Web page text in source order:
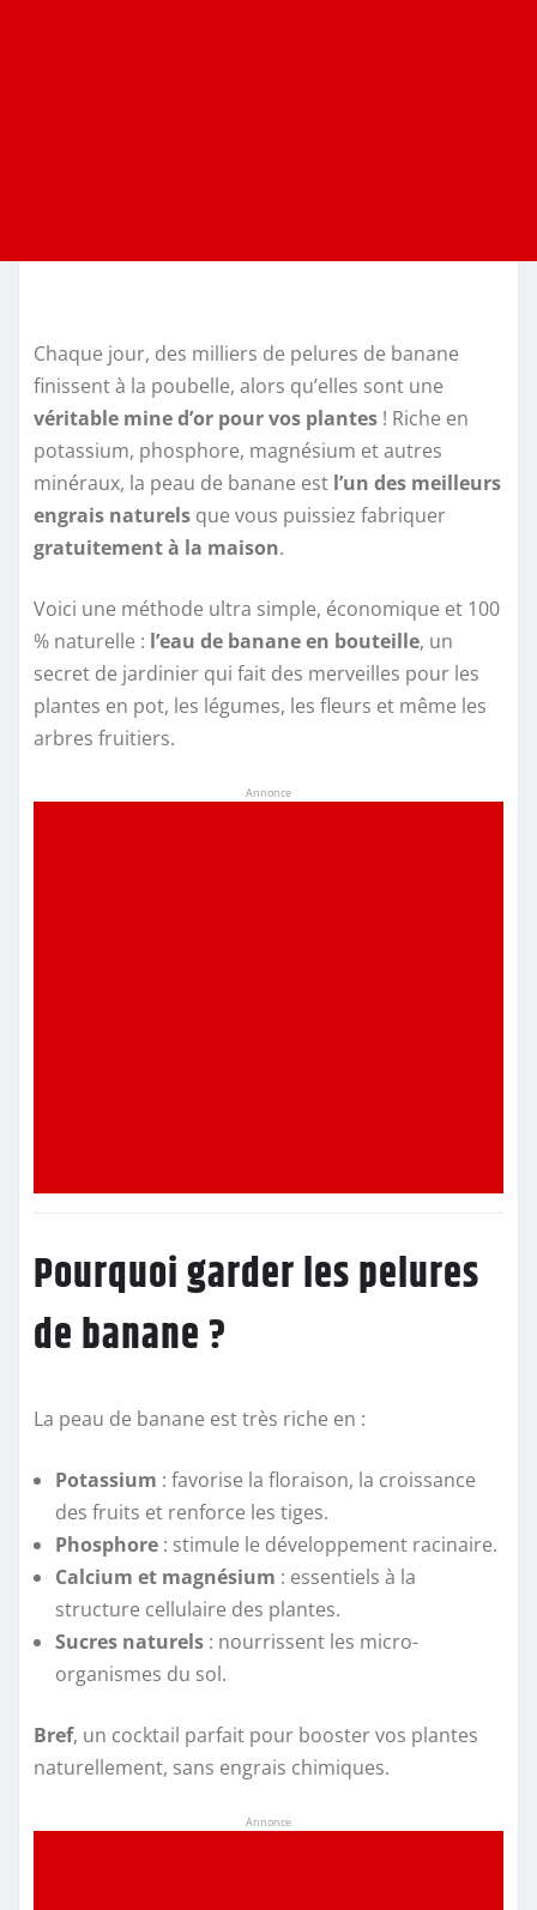
Chaque jour, des milliers de pelures de banane
finissent à la poubelle, alors qu’elles sont une
véritable mine d’or pour vos plantes ! Riche en
potassium, phosphore, magnésium et autres
minéraux, la peau de banane est l’un des meilleurs
engrais naturels que vous puissiez fabriquer
gratuitement à la maison.
Voici une méthode ultra simple, économique et 100
% naturelle : l’eau de banane en bouteille, un
secret de jardinier qui fait des merveilles pour les
plantes en pot, les légumes, les fleurs et même les
arbres fruitiers.
Annonce
Pourquoi garder les pelures
de banane ?
La peau de banane est très riche en :
Potassium : favorise la floraison, la croissance
des fruits et renforce les tiges.
Phosphore : stimule le développement racinaire.
Calcium et magnésium : essentiels à la
structure cellulaire des plantes.
Sucres naturels : nourrissent les micro-
organismes du sol.
Bref, un cocktail parfait pour booster vos plantes
naturellement, sans engrais chimiques.
Annonce